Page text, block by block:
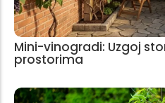
Mini-vinogradi: Uzgoj
prostorima